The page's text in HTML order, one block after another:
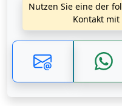
Nutzen Sie eine der
Kontakt